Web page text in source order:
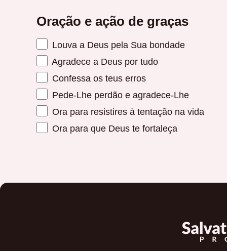
Oração e ação de graças
Louva a Deus pela Sua bondade
Agradece a Deus por tudo
Confessa os teus erros
Pede-Lhe perdão e agradece-Lhe
Ora para resistires à tentação na vida
Ora para que Deus te fortaleça